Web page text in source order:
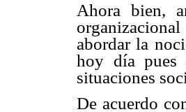
Ahora bien,
abordar la
hoy día pues
situaciones
De acuerdo